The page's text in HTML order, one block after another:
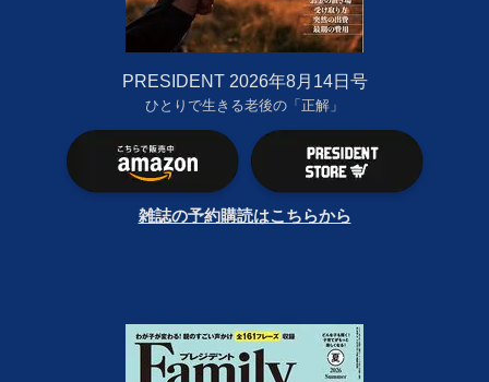
PRESIDENT 2026年8月14日号
ひとりで生きる老後の「正解」
雑誌の予約購読はこちらから